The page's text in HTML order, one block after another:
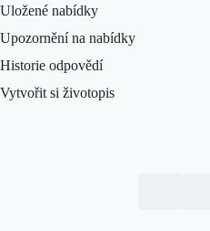
Uložené nabídky
Upozornění na nabídky
Historie odpovědí
Vytvořit si životopis